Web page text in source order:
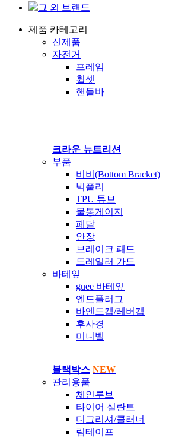
그 외 브랜드
제품 카테고리
신제품
자전거
프레임
휠셋
핸들바
크라운 뉴트리션
부품
비비(Bottom Bracket)
빅풀리
TPU 튜브
물통게이지
페달
안장
브레이크 패드
드레일러 가드
바테잎
guee 바테잎
엔드플러그
바엔드캡/레버캡
후사경
미니벨
블랙박스 NEW
관리용품
체인루브
타이어 실란트
디그리셔/클러너
림테이프